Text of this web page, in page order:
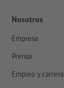
Nosotros
Empresa
Prensa
Empleo y carrera